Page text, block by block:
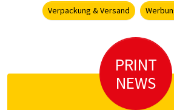
Verpackung & Versand
PRINT
NEWS